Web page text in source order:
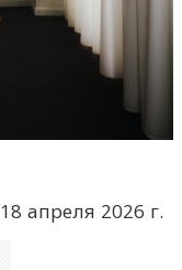
18 апреля 2026 г.